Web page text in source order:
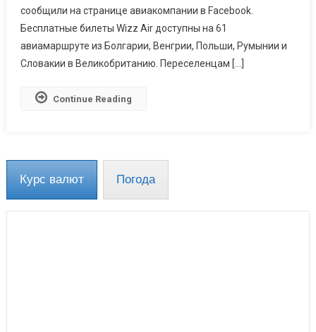
сообщили на странице авиакомпании в Facebook.
Бесплатные билеты Wizz Air доступны на 61
авиамаршруте из Болгарии, Венгрии, Польши, Румынии и
Словакии в Великобританию. Переселенцам […]
Continue Reading
Курс валют Погода